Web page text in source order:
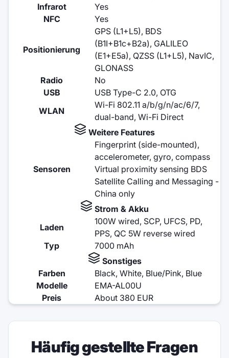
Infrarot
Yes
NFC
Yes
Positionierung
GPS (L1+L5), BDS
(B1I+B1c+B2a), GALILEO
(E1+E5a), QZSS (L1+L5), NavIC,
GLONASS
Radio
No
USB
USB Type-C 2.0, OTG
WLAN
Wi-Fi 802.11 a/b/g/n/ac/6/7,
dual-band, Wi-Fi Direct
Weitere Features
Sensoren
Fingerprint (side-mounted),
accelerometer, gyro, compass
Virtual proximity sensing BDS
Satellite Calling and Messaging -
China only
Strom & Akku
Laden
100W wired, SCP, UFCS, PD,
PPS, QC 5W reverse wired
Typ
7000 mAh
Sonstiges
Farben
Black, White, Blue/Pink, Blue
Modelle
EMA-AL00U
Preis
About 380 EUR
Häufig gestellte Fragen